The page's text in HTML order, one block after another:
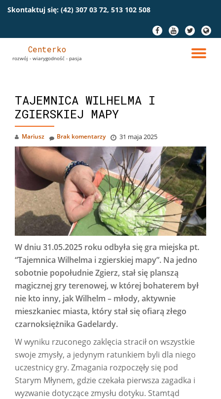
Skontaktuj się: (42) 307 03 72, 513 102 508
fa-
facebook
fa-
youtube
fa-
twitter
fa-
globe
Centerko
rozwój - wiarygodność - pasja
TAJEMNICA WILHELMA I
ZGIERSKIEJ MAPY
Mariusz 31 maja 2025
Brak komentarzy
W dniu 31.05.2025 roku odbyła się gra miejska pt.
“Tajemnica Wilhelma i zgierskiej mapy”. Na jedno
sobotnie popołudnie Zgierz, stał się planszą
magicznej gry terenowej, w której bohaterem był
nie kto inny, jak Wilhelm – młody, aktywnie
mieszkaniec miasta, który stał się ofiarą złego
czarnoksiężnika Gadelardy.
W wyniku rzuconego zaklęcia stracił on wszystkie
swoje zmysły, a jedynym ratunkiem byli dla niego
uczestnicy gry. Zmagania rozpoczęły się pod
Starym Młynem, gdzie czekała pierwsza zagadka i
wyzwanie dotyczące zmysłu dotyku. Stamtąd